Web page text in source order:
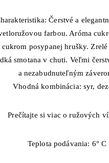
Čerstvé a
farbou. Aróma
cukrom posypanej hrušky.
smotana v chuti. Veľmi
a nezabudnuteľným
Vhodná kombinácia: syr,
Prečítajte si viac o ružových
Teplota podávania: 6° С